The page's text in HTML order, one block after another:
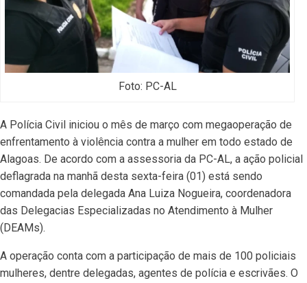
Foto: PC-AL
A Polícia Civil iniciou o mês de março com megaoperação de
enfrentamento à violência contra a mulher em todo estado de
Alagoas. De acordo com a assessoria da PC-AL, a ação policial
deflagrada na manhã desta sexta-feira (01) está sendo
comandada pela delegada Ana Luiza Nogueira, coordenadora
das Delegacias Especializadas no Atendimento à Mulher
(DEAMs).
A operação conta com a participação de mais de 100 policiais
mulheres, dentre delegadas, agentes de polícia e escrivães. O